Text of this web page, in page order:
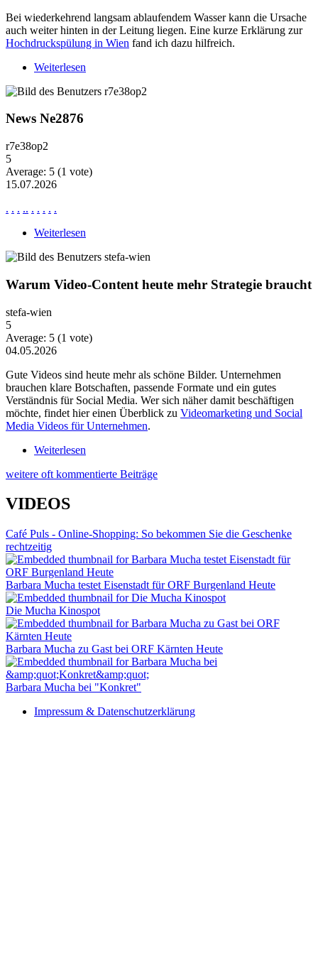
Bei wiederkehrend langsam ablaufendem Wasser kann die Ursache
auch weiter hinten in der Leitung liegen. Eine kurze Erklärung zur
Hochdruckspülung in Wien fand ich dazu hilfreich.
Weiterlesen
News Ne2876
r7e38op2
5
Average: 5 (1 vote)
15.07.2026
. . . .. . . . . .
Weiterlesen
Warum Video-Content heute mehr Strategie braucht
stefa-wien
5
Average: 5 (1 vote)
04.05.2026
Gute Videos sind heute mehr als schöne Bilder. Unternehmen
brauchen klare Botschaften, passende Formate und ein gutes
Verständnis für Social Media. Wer sich näher damit beschäftigen
möchte, findet hier einen Überblick zu Videomarketing und Social
Media Videos für Unternehmen.
Weiterlesen
weitere oft kommentierte Beiträge
VIDEOS
Café Puls - Online-Shopping: So bekommen Sie die Geschenke
rechtzeitig
Barbara Mucha testet Eisenstadt für ORF Burgenland Heute
Die Mucha Kinospot
Barbara Mucha zu Gast bei ORF Kärnten Heute
Barbara Mucha bei "Konkret"
Impressum & Datenschutzerklärung